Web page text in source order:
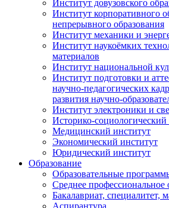
Институт довузовского
Институт корпоративного
непрерывного образования
Институт механики и
Институт наукоёмких
материалов
Институт национальной
Институт подготовки и
научно-педагогических
развития научно-
Институт электроники и
Историко-социологический
Медицинский институт
Экономический институт
Юридический институт
Образование
Образовательные
Среднее профессиональное
Бакалавриат, специалитет,
Аспирантура